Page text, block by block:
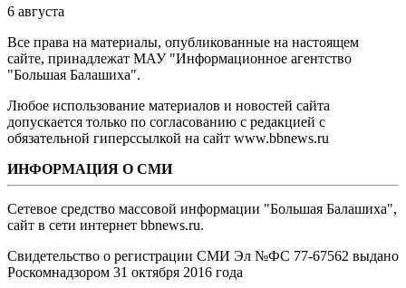
6 августа
Все права на материалы, опубликованные на настоящем
сайте, принадлежат МАУ "Информационное агентство
"Большая Балашиха".
Любое использование материалов и новостей сайта
допускается только по согласованию с редакцией с
обязательной гиперссылкой на сайт www.bbnews.ru
ИНФОРМАЦИЯ О СМИ
Сетевое средство массовой информации "Большая Балашиха",
сайт в сети интернет bbnews.ru.
Свидетельство о регистрации СМИ Эл №ФС ‎77-67562 выдано
Роскомнадзором 31 октября 2016 года